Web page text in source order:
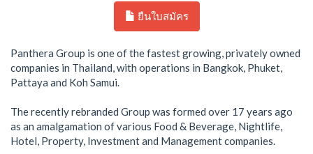
ยืนใบสมัคร
Panthera Group is one of the fastest growing, privately owned
companies in Thailand, with operations in Bangkok, Phuket,
Pattaya and Koh Samui.
The recently rebranded Group was formed over 17 years ago
as an amalgamation of various Food & Beverage, Nightlife,
Hotel, Property, Investment and Management companies.